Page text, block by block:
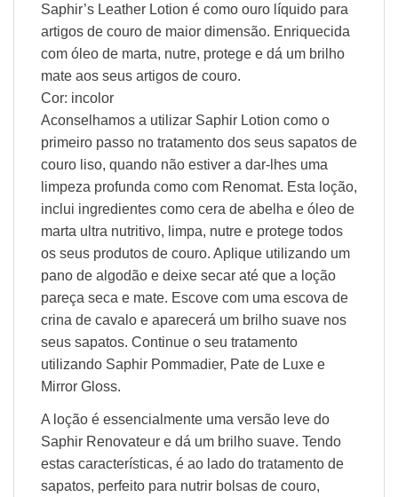
Saphir’s Leather Lotion é como ouro líquido para
artigos de couro de maior dimensão. Enriquecida
com óleo de marta, nutre, protege e dá um brilho
mate aos seus artigos de couro.
Cor: incolor
Aconselhamos a utilizar Saphir Lotion como o
primeiro passo no tratamento dos seus sapatos de
couro liso, quando não estiver a dar-lhes uma
limpeza profunda como com Renomat. Esta loção,
inclui ingredientes como cera de abelha e óleo de
marta ultra nutritivo, limpa, nutre e protege todos
os seus produtos de couro. Aplique utilizando um
pano de algodão e deixe secar até que a loção
pareça seca e mate. Escove com uma escova de
crina de cavalo e aparecerá um brilho suave nos
seus sapatos. Continue o seu tratamento
utilizando Saphir Pommadier, Pate de Luxe e
Mirror Gloss.
A loção é essencialmente uma versão leve do
Saphir Renovateur e dá um brilho suave. Tendo
estas características, é ao lado do tratamento de
sapatos, perfeito para nutrir bolsas de couro,